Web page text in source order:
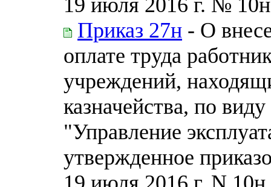
Приказ 27н - О
оплате труда
учреждений,
казначейства, по
"Управление
утвержденное